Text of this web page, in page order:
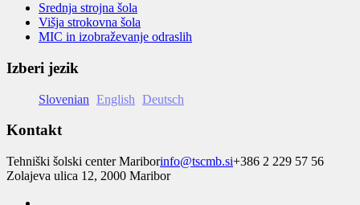
Srednja strojna šola
Višja strokovna šola
MIC in izobraževanje odraslih
Izberi jezik
Slovenian English Deutsch
Kontakt
Tehniški šolski center Mariborinfo@tscmb.si+386 2 229 57 56
Zolajeva ulica 12, 2000 Maribor